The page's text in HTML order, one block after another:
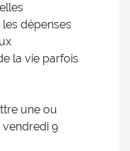
dépenses
la vie parfois
une ou
9